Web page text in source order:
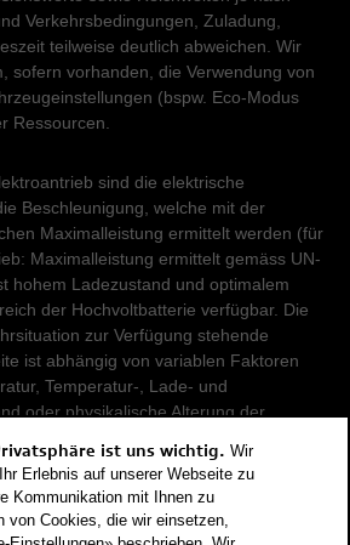
Verkehrsbedingungen, Zuladung,
teilweise deutlich abweichen. Wir
sofern vorhanden, die Verwendung von
(bspw. Eco-Modus
Ressourcen.
sind die elektrische
Beschleunigung, welche mit der
Maximalleistung ermittelt werden (für
Maximalleistung ermittelt gemäss UN-
hohem Ladezustand und optimalem
der Hochvoltbatterie verfügbar. Die
zur Verfügung stehende
ist abhängig von variablen Faktoren
Temperatur-, Lade- und
oder physikalische Alterung der
unterschiedlicher Antriebsformen
usw.) vergleichbar sind, werden sie
ist uns wichtig. Wir
Erlebnis auf unserer Webseite zu
Kommunikation mit Ihnen zu
von Cookies, die wir einsetzen,